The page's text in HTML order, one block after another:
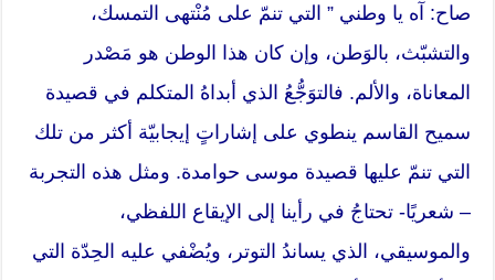
صاح: آه يا وطني ” التي تنمّ على مُنْتهى التمسك،
والتشبّث، بالوَطن، وإن كان هذا الوطن هو مَصْدر
المعاناة، والألم. فالتوَجُّعُ الذي أبداهُ المتكلم في قصيدة
سميح القاسم ينطوي على إشاراتٍ إيجابيّة أكثر من تلك
التي تنمّ عليها قصيدة موسى حوامدة. ومثل هذه التجربة
– شعريًا- تحتاجُ في رأينا إلى الإيقاع اللفظي،
والموسيقي، الذي يساندُ التوتر، ويُضْفي عليه الحِدّة التي